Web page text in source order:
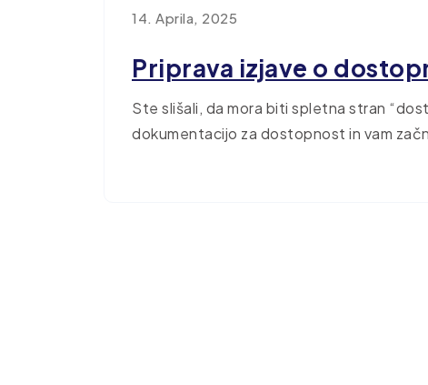
14. Aprila, 2025
Priprava izjave o
Ste slišali, da mora biti spletna stran
dokumentacijo za dostopnost in vam